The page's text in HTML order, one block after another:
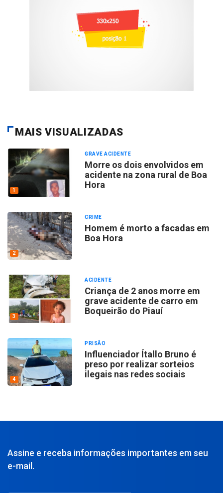
MAIS VISUALIZADAS
1
GRAVE ACIDENTE
Morre os dois envolvidos em
acidente na zona rural de Boa
Hora
2
CRIME
Homem é morto a facadas em
Boa Hora
3
ACIDENTE
Criança de 2 anos morre em
grave acidente de carro em
Boqueirão do Piauí
4
PRISÃO
Influenciador Ítallo Bruno é
preso por realizar sorteios
ilegais nas redes sociais
Assine e receba informações importantes em seu
e-mail.